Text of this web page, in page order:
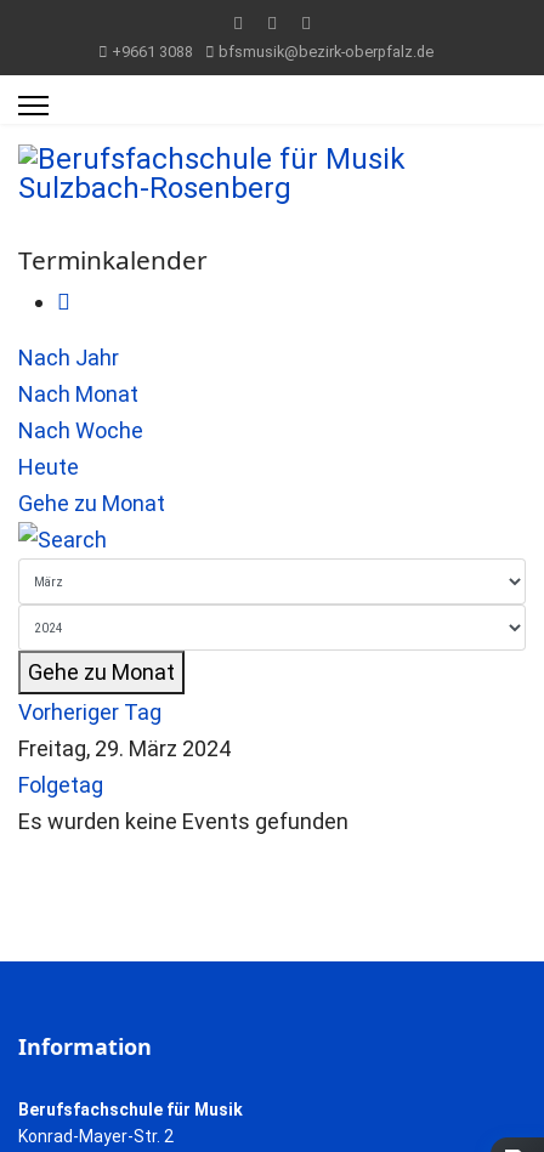
+9661 3088 bfsmusik@bezirk-oberpfalz.de
Terminkalender
Nach Jahr
Nach Monat
Nach Woche
Heute
Gehe zu Monat
Gehe zu Monat
Vorheriger Tag
Freitag, 29. März 2024
Folgetag
Es wurden keine Events gefunden
Information
Berufsfachschule für Musik
Konrad-Mayer-Str. 2